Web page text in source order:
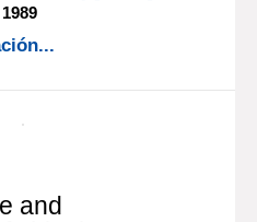
book : a
a century of